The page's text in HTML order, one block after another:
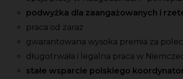
podwyżka dla zaangażowanych i
praca od zaraz
gwarantowana wysoka premia za
długotrwała i legalna praca w
stałe wsparcie polskiego